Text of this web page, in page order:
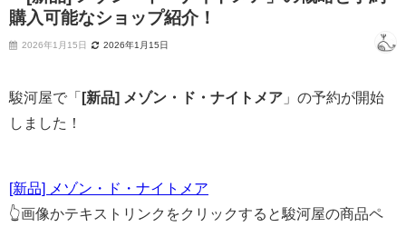
購入可能なショップ紹介！
2026年1月15日 2026年1月15日
駿河屋で「 [新品] メゾン・ド・ナイトメア 」の予約が開始
しました！
[新品] メゾン・ド・ナイトメア
👆画像かテキストリンクをクリックすると駿河屋の商品ペ